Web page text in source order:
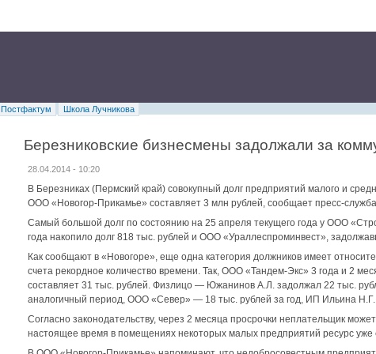
Постфактум
Школа Лучникова
Березниковские бизнесмены задолжали за
28.04.2014 - 10:20
В Березниках (Пермский край) совокупный долг предприятий малого и
ООО «Новогор-Прикамье» составляет 3 млн рублей, сообщает пресс-
Самый большой долг по состоянию на 25 апреля текущего года у ООО
года накопило долг 818 тыс. рублей и ООО «Ураллеспроминвест»,
Как сообщают в «Новогоре», еще одна категория должников имеет
счета рекордное количество времени. Так, ООО «Тандем-Экс» 3 года и 2
составляет 31 тыс. рублей. Физлицо — Южанинов А.Л. задолжал 22 тыс.
аналогичный период, ООО «Север» — 18 тыс. рублей за год, ИП Ильина Н.Г.
Согласно законодательству, через 2 месяца просрочки неплательщик
настоящее время в помещениях некоторых малых предприятий ресурс уже